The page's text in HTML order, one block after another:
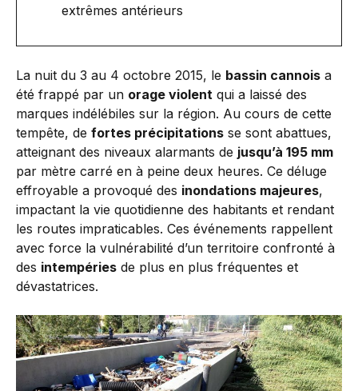
extrêmes antérieurs
La nuit du 3 au 4 octobre 2015, le bassin cannois a
été frappé par un orage violent qui a laissé des
marques indélébiles sur la région. Au cours de cette
tempête, de fortes précipitations se sont abattues,
atteignant des niveaux alarmants de jusqu’à 195 mm
par mètre carré en à peine deux heures. Ce déluge
effroyable a provoqué des inondations majeures,
impactant la vie quotidienne des habitants et rendant
les routes impraticables. Ces événements rappellent
avec force la vulnérabilité d’un territoire confronté à
des intempéries de plus en plus fréquentes et
dévastatrices.